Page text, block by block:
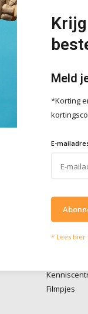
Wat
4 / 5
Filmpjes
Meld
*Korting
E-
* Lees hier